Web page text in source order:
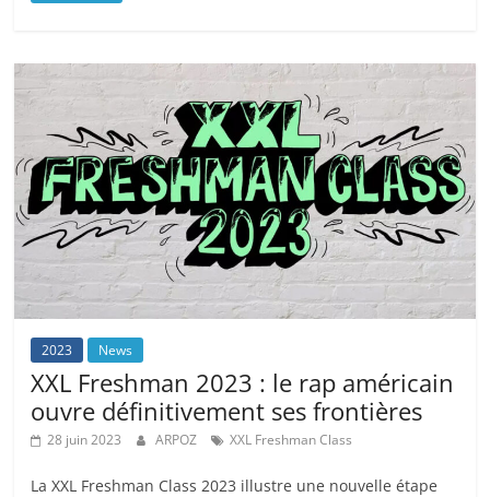
2023 News
XXL Freshman 2023 : le rap américain
ouvre définitivement ses frontières
28 juin 2023 ARPOZ XXL Freshman Class
La XXL Freshman Class 2023 illustre une nouvelle étape